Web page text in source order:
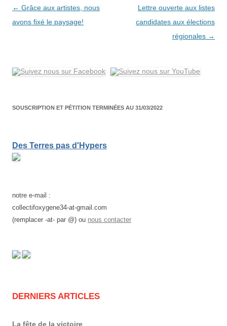
Navigation
des
← Grâce aux artistes, nous
avons fixé le paysage!
Lettre ouverte aux listes
candidates aux élections
régionales →
SOUSCRIPTION ET PÉTITION TERMINÉES AU 31/03/2022
Des Terres pas d'Hypers
notre e-mail :
collectifoxygene34-at-gmail.com
(remplacer -at- par @) ou nous contacter
DERNIERS ARTICLES
La fête de la victoire